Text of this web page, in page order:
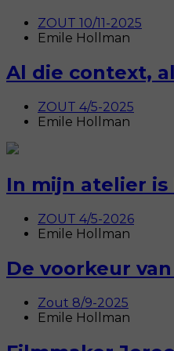
ZOUT 10/11-2025
Emile Hollman
Al die context,
ZOUT 4/5-2025
Emile Hollman
In mijn atelier
ZOUT 4/5-2026
Emile Hollman
De voorkeur
Zout 8/9-2025
Emile Hollman